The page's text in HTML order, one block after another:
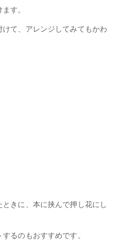
す。
て、アレンジしてみてもかわ
きに、本に挟んで押し花にし
るのもおすすめです。